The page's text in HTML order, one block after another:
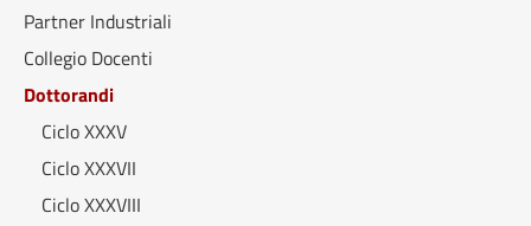
Partner Industriali
Collegio Docenti
Dottorandi
Ciclo XXXV
Ciclo XXXVII
Ciclo XXXVIII